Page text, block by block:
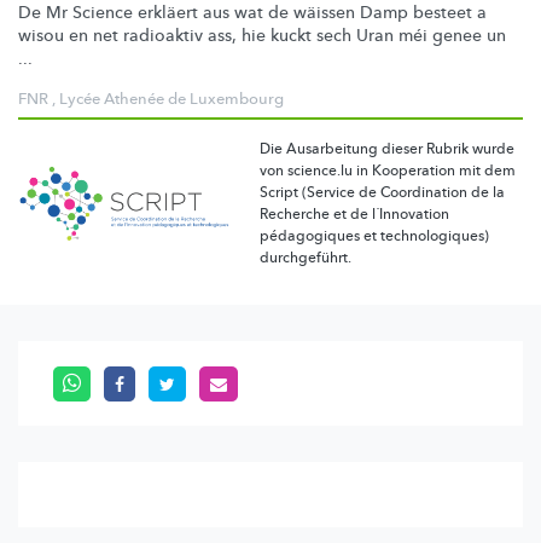
De Mr Science erkläert aus wat de wäissen Damp besteet a
wisou en net radioaktiv ass, hie kuckt sech Uran méi genee un
...
FNR , Lycée Athenée de Luxembourg
Die Ausarbeitung dieser Rubrik wurde
von science.lu in Kooperation mit dem
Script (Service de Coordination de la
Recherche et de l´Innovation
pédagogiques et technologiques)
durchgeführt.